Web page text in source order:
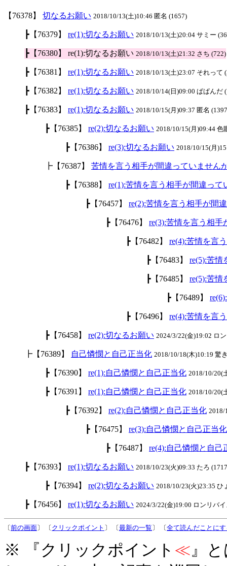
【76378】 切なるお願い 2018/10/13(土)10:46 匿名 (1657)
┣【76379】 re(1):切なるお願い 2018/10/13(土)20:04 サミー
┣【76380】 re(1):切なるお願い 2018/10/13(土)21:32 さち (722)
┣【76381】 re(1):切なるお願い 2018/10/13(土)23:07 それって
┣【76382】 re(1):切なるお願い 2018/10/14(日)09:00 ぱぱんだ
┣【76383】 re(1):切なるお願い 2018/10/15(月)09:37 匿名
┣【76385】 re(2):切なるお願い 2018/10/15(月)09:44 色
┣【76386】 re(3):切なるお願い 2018/10/15(月
┣【76387】 苦情を言う相手が間違っていません
┣【76388】 re(1):苦情を言う相手が間違って
┣【76457】 re(2):苦情を言う相手が間
┣【76476】 re(3):苦情を言う相
┣【76482】 re(4):苦情を言
┣【76483】 re(5):苦情
┣【76485】 re(5):苦情
┣【76489】
┣【76496】 re(4):苦情を言
┣【76458】 re(2):切なるお願い 2024/3/22(金)19:02 ロ
┣【76389】 自己憐憫と自己正当化 2018/10/18(木)10:19 驚
┣【76390】 re(1):自己憐憫と自己正当化 2018/10/20(
┣【76391】 re(1):自己憐憫と自己正当化 2018/10/20(
┣【76392】 re(2):自己憐憫と自己正当化 2018/
┣【76475】 re(3):自己憐憫と自己正当化
┣【76487】 re(4):自己憐憫と自己
┣【76393】 re(1):切なるお願い 2018/10/23(火)09:33 たろ
┣【76394】 re(2):切なるお願い 2018/10/23(火)23:35 ひ
┣【76456】 re(1):切なるお願い 2024/3/22(金)19:00 ロンリバ
〔前の画面〕 〔 クリックポイント 〕 〔最新の一覧 〕 〔全て読んだことに
※ 『クリックポイント ≪』